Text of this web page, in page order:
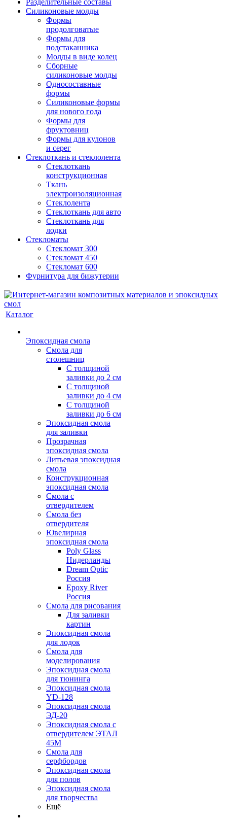
Разделительные составы
Силиконовые молды
Формы
продолговатые
Формы для
подстаканника
Молды в виде колец
Сборные
силиконовые молды
Односоставные
формы
Силиконовые формы
для нового года
Формы для
фруктовниц
Формы для кулонов
и серег
Стеклоткань и стеклолента
Стеклоткань
конструкционная
Ткань
электроизоляционная
Стеклолента
Стеклоткань для авто
Стеклоткань для
лодки
Стекломаты
Стекломат 300
Стекломат 450
Стекломат 600
Фурнитура для бижутерии
Каталог
Эпоксидная смола
Смола для
столешниц
С толщиной
заливки до 2 см
С толщиной
заливки до 4 см
С толщиной
заливки до 6 см
Эпоксидная смола
для заливки
Прозрачная
эпоксидная смола
Литьевая эпоксидная
смола
Конструкционная
эпоксидная смола
Смола с
отвердителем
Смола без
отвердителя
Ювелирная
эпоксидная смола
Poly Glass
Нидерланды
Dream Optic
Россия
Epoxy River
Россия
Смола для рисования
Для заливки
картин
Эпоксидная смола
для лодок
Смола для
моделирования
Эпоксидная смола
для тюнинга
Эпоксидная смола
YD-128
Эпоксидная смола
ЭД-20
Эпоксидная смола с
отвердителем ЭТАЛ
45М
Смола для
серфбордов
Эпоксидная смола
для полов
Эпоксидная смола
для творчества
Ещё